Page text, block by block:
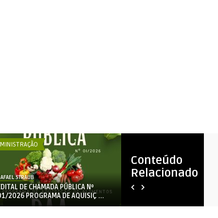
Conteúdo
Relacionado
STRAUB
DE CHAMADA PÚBLICA Nº
2026 PROGRAMA DE AQUISIÇ ...
RAFAEL STRAUB
CHAMAMENTO PÚBLICO 02-